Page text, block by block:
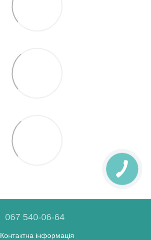
067 540-06-64
Контактна інформація